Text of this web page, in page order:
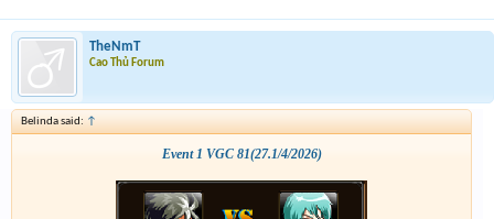
TheNmT
Cao Thủ Forum
Belinda said: ↑
Event 1 VGC 81(27.1/4/2026)